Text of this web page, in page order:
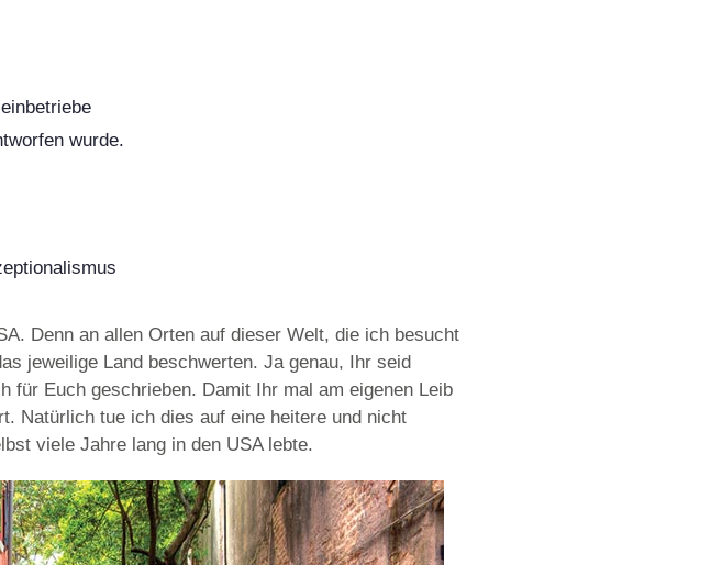
wurde.
Denn an allen Orten auf dieser Welt, die ich besucht
jeweilige Land beschwerten. Ja genau, Ihr seid
für Euch geschrieben. Damit Ihr mal am eigenen Leib
Natürlich tue ich dies auf eine heitere und nicht
viele Jahre lang in den USA lebte.